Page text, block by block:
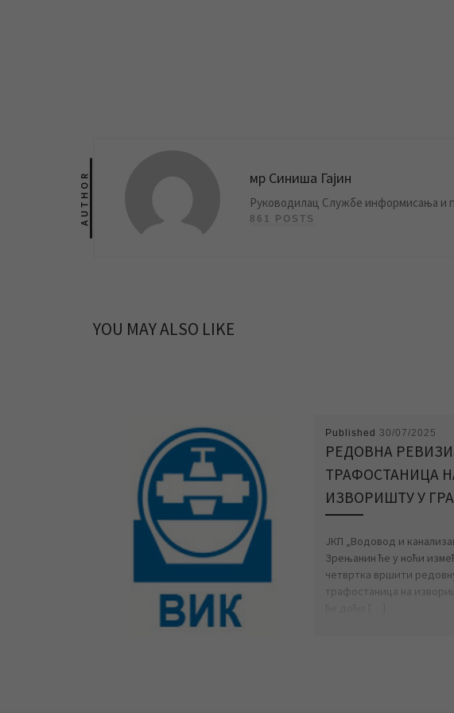
AUTHOR мр Синиша Гајин
Руководилац Службе информисања и
861 POSTS
YOU MAY ALSO LIKE
Published 30/07/2025
РЕДОВНА
ТРАФОСТАНИЦА
ИЗВОРИШТУ У
ЈКП „Водовод и
Зрењанин ће у ноћи
четвртка вршити
трафостаница на